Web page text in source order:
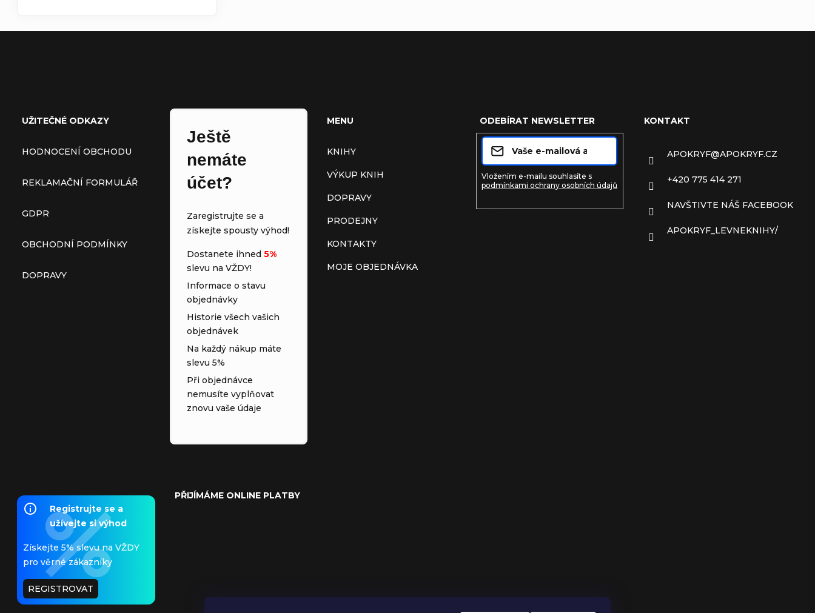
UŽITEČNÉ ODKAZY
HODNOCENÍ OBCHODU
REKLAMAČNÍ FORMULÁŘ
GDPR
OBCHODNÍ PODMÍNKY
DOPRAVY
Ještě
nemáte
účet?
Zaregistrujte se a
získejte spousty výhod!
Dostanete ihned 5%
slevu na VŽDY!
Informace o stavu
objednávky
Historie všech vašich
objednávek
Na každý nákup máte
slevu 5%
Při objednávce
nemusíte vyplňovat
znovu vaše údaje
MENU
KNIHY
VÝKUP KNIH
DOPRAVY
PRODEJNY
KONTAKTY
MOJE OBJEDNÁVKA
ODEBÍRAT NEWSLETTER
Vložením e-mailu souhlasíte s
podmínkami ochrany osobních údajů
KONTAKT
APOKRYF@APOKRYF.CZ
+420 775 414 271
NAVŠTIVTE NÁŠ FACEBOOK
APOKRYF_LEVNEKNIHY/
Registrujte se a
užívejte si výhod
Získejte 5% slevu na VŽDY
pro věrné zákazníky
REGISTROVAT
PŘIJÍMÁME ONLINE PLATBY